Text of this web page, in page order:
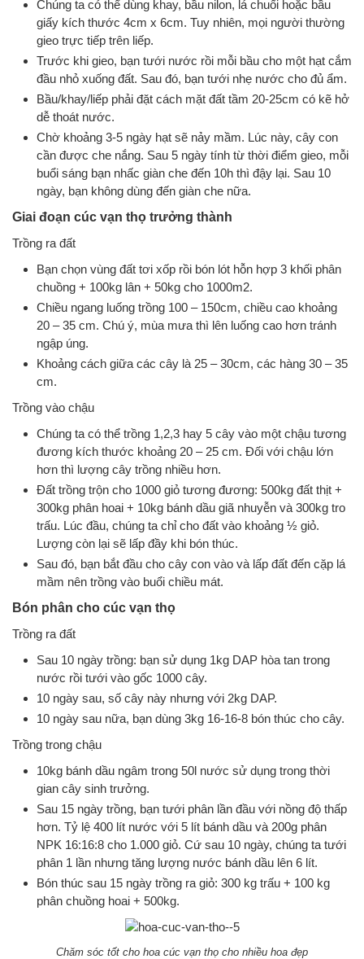
Chúng ta có thể dùng khay, bầu nilon, lá chuối hoặc bầu
giấy kích thước 4cm x 6cm. Tuy nhiên, mọi người thường
gieo trực tiếp trên liếp.
Trước khi gieo, bạn tưới nước rồi mỗi bầu cho một hạt cắm
đầu nhỏ xuống đất. Sau đó, bạn tưới nhẹ nước cho đủ ẩm.
Bầu/khay/liếp phải đặt cách mặt đất tầm 20-25cm có kẽ hở
dễ thoát nước.
Chờ khoảng 3-5 ngày hạt sẽ nảy mầm. Lúc này, cây con
cần được che nắng. Sau 5 ngày tính từ thời điểm gieo, mỗi
buổi sáng bạn nhấc giàn che đến 10h thì đậy lại. Sau 10
ngày, bạn không dùng đến giàn che nữa.
Giai đoạn cúc vạn thọ trưởng thành
Trồng ra đất
Bạn chọn vùng đất tơi xốp rồi bón lót hỗn hợp 3 khối phân
chuồng + 100kg lân + 50kg cho 1000m2.
Chiều ngang luống trồng 100 – 150cm, chiều cao khoảng
20 – 35 cm. Chú ý, mùa mưa thì lên luống cao hơn tránh
ngập úng.
Khoảng cách giữa các cây là 25 – 30cm, các hàng 30 – 35
cm.
Trồng vào chậu
Chúng ta có thể trồng 1,2,3 hay 5 cây vào một chậu tương
đương kích thước khoảng 20 – 25 cm. Đối với chậu lớn
hơn thì lượng cây trồng nhiều hơn.
Đất trồng trộn cho 1000 giỏ tương đương: 500kg đất thịt +
300kg phân hoai + 10kg bánh dầu giã nhuyễn và 300kg tro
trấu. Lúc đầu, chúng ta chỉ cho đất vào khoảng ½ giỏ.
Lượng còn lại sẽ lấp đầy khi bón thúc.
Sau đó, bạn bắt đầu cho cây con vào và lấp đất đến cặp lá
mầm nên trồng vào buổi chiều mát.
Bón phân cho cúc vạn thọ
Trồng ra đất
Sau 10 ngày trồng: bạn sử dụng 1kg DAP hòa tan trong
nước rồi tưới vào gốc 1000 cây.
10 ngày sau, số cây này nhưng với 2kg DAP.
10 ngày sau nữa, bạn dùng 3kg 16-16-8 bón thúc cho cây.
Trồng trong chậu
10kg bánh dầu ngâm trong 50l nước sử dụng trong thời
gian cây sinh trưởng.
Sau 15 ngày trồng, bạn tưới phân lần đầu với nồng độ thấp
hơn. Tỷ lệ 400 lít nước với 5 lít bánh dầu và 200g phân
NPK 16:16:8 cho 1.000 giỏ. Cứ sau 10 ngày, chúng ta tưới
phân 1 lần nhưng tăng lượng nước bánh dầu lên 6 lít.
Bón thúc sau 15 ngày trồng ra giỏ: 300 kg trấu + 100 kg
phân chuồng hoai + 500kg.
Chăm sóc tốt cho hoa cúc vạn thọ cho nhiều hoa đẹp